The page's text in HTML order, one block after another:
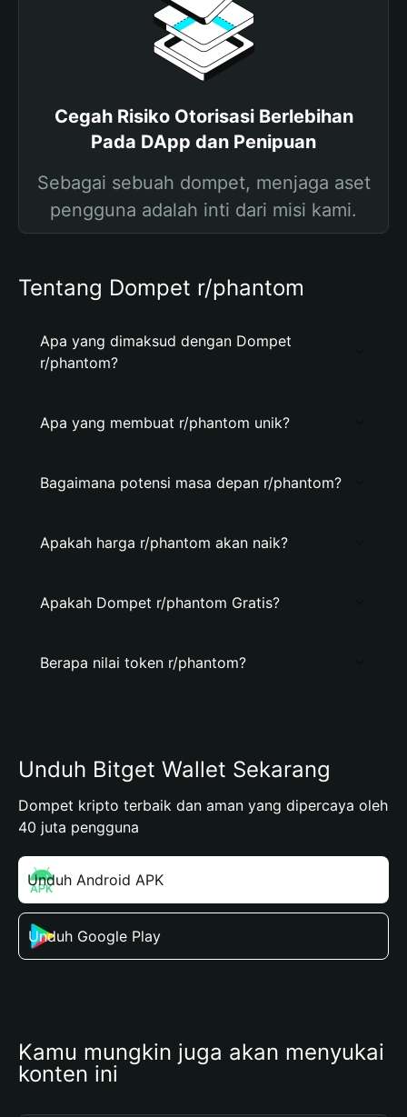
Cegah Risiko Otorisasi Berlebihan
Pada DApp dan Penipuan
Sebagai sebuah dompet, menjaga aset
pengguna adalah inti dari misi kami.
Tentang Dompet r/phantom
Apa yang dimaksud dengan Dompet
r/phantom?
Apa yang membuat r/phantom unik?
Bagaimana potensi masa depan r/phantom?
Apakah harga r/phantom akan naik?
Apakah Dompet r/phantom Gratis?
Berapa nilai token r/phantom?
Unduh Bitget Wallet Sekarang
Dompet kripto terbaik dan aman yang dipercaya oleh
40 juta pengguna
Unduh Android APK
Unduh Google Play
Kamu mungkin juga akan menyukai
konten ini